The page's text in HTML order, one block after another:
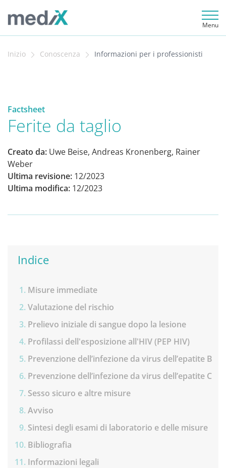
Menu
Inizio Conoscenza Informazioni per i professionisti
Factsheet
Ferite da taglio
Creato da: Uwe Beise, Andreas Kronenberg, Rainer
Weber
Ultima revisione: 12/2023
Ultima modifica: 12/2023
Indice
Misure immediate
Valutazione del rischio
Prelievo iniziale di sangue dopo la lesione
Profilassi dell'esposizione all'HIV (PEP HIV)
Prevenzione dell’infezione da virus dell’epatite B
Prevenzione dell’infezione da virus dell’epatite C
Sesso sicuro e altre misure
Avviso
Sintesi degli esami di laboratorio e delle misure
Bibliografia
Informazioni legali